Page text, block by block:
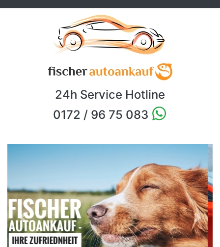
24h Service Hotline
0172 / 96 75 083
Previous Next